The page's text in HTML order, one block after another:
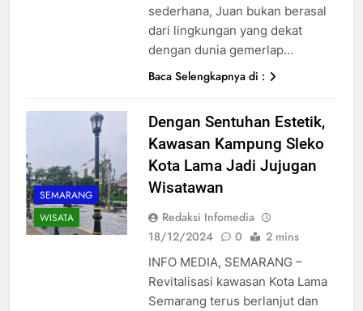
sederhana, Juan bukan berasal
dari lingkungan yang dekat
dengan dunia gemerlap…
Baca Selengkapnya di :
SEMARANG
WISATA
Dengan Sentuhan Estetik,
Kawasan Kampung Sleko
Kota Lama Jadi Jujugan
Wisatawan
Redaksi Infomedia
18/12/2024
0 2 mins
INFO MEDIA, SEMARANG –
Revitalisasi kawasan Kota Lama
Semarang terus berlanjut dan